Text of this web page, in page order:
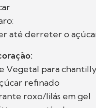
até derreter o
Vegetal para chantilly
refinado
roxo/lilás em gel